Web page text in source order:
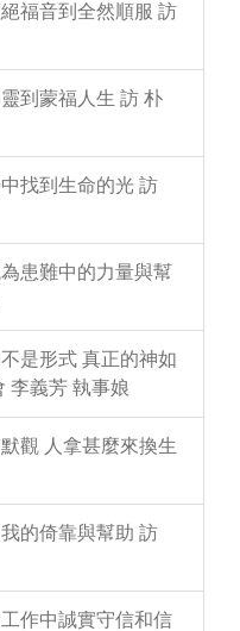
福音到全然順服 訪
到蒙福人生 訪 朴
找到生命的光 訪
患難中的力量與幫
是形式 真正的神如
李義芳 執事娘
觀 人拿甚麼來換生
的倚靠與幫助 訪
作中誠實守信和信